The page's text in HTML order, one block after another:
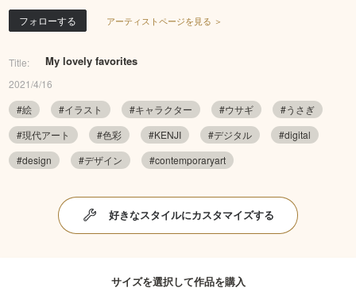
フォローする アーティストページを見る ＞
Title: My lovely favorites
2021/4/16
#絵
#イラスト #キャラクター #ウサギ
#うさぎ
#現代アート
#色彩 #KENJI #デジタル
#digital
#design
#デザイン #contemporaryart
好きなスタイルにカスタマイズする
サイズを選択して作品を購入